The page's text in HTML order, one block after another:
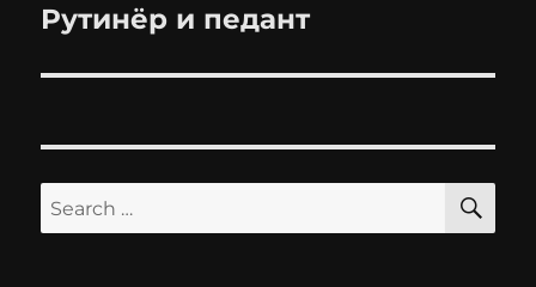
Next
Рутинёр и педант
Search
for: